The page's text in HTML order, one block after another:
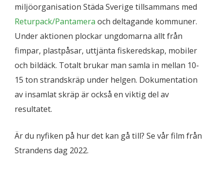
miljöorganisation Städa Sverige tillsammans med
Returpack/Pantamera och deltagande kommuner.
Under aktionen plockar ungdomarna allt från
fimpar, plastpåsar, uttjänta fiskeredskap, mobiler
och bildäck. Totalt brukar man samla in mellan 10-
15 ton strandskräp under helgen. Dokumentation
av insamlat skräp är också en viktig del av
resultatet.
Är du nyfiken på hur det kan gå till? Se vår film från
Strandens dag 2022.